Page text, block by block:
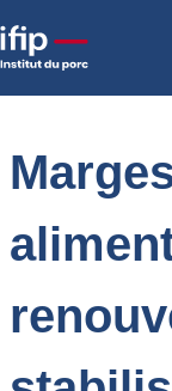
Accueil
coûts alimentaires